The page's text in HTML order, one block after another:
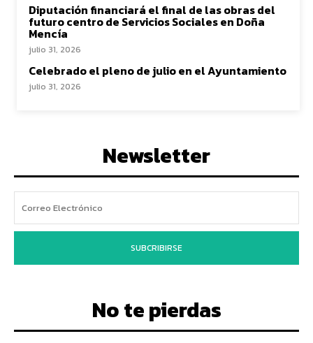
Diputación financiará el final de las obras del
futuro centro de Servicios Sociales en Doña
Mencía
julio 31, 2026
Celebrado el pleno de julio en el Ayuntamiento
julio 31, 2026
Newsletter
SUBCRIBIRSE
No te pierdas